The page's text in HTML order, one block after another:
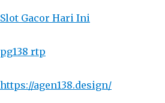
Slot Gacor Hari Ini
pg138 rtp
https://agen138.design/